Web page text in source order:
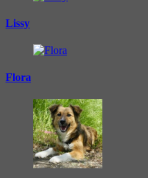
Lissy
Flora